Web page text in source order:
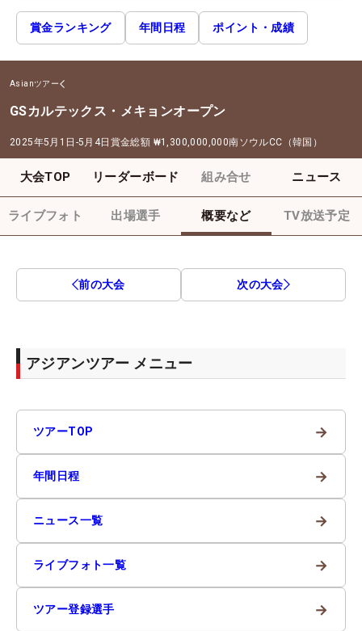
賞金ランキング 年間日程 ポイント・成績
Asianツアー
GSカルテックス・メキョンオープン
2025年5月1日-5月4日 賞金総額 ₩1,300,000,000南ソウルCC（韓国）
大会TOP リーダーボード 組み合せ ニュース
ライブフォト 出場選手 概要など TV放送予定
前の大会 次の大会
アジアンツアー メニュー
ツアーTOP →
年間日程 →
ニュース一覧 →
ライブフォト一覧 →
ツアー登録選手 →